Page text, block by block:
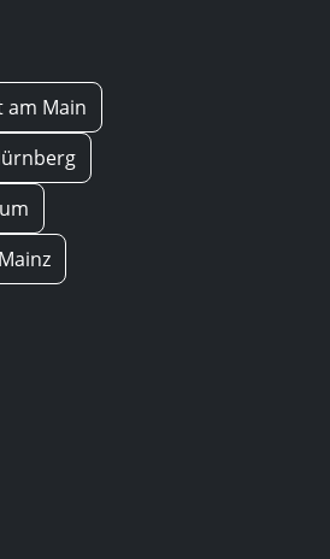
am Main
Mainz